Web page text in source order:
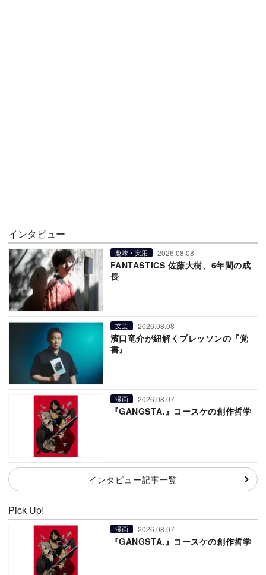
インタビュー
趣味・実用 2026.08.08
FANTASTICS 佐藤大樹、6年間の成
長
文芸 2026.08.08
濱口竜介が紐解くブレッソンの『覚
書』
漫画 2026.08.07
『GANGSTA.』コースケの創作哲学
インタビュー記事一覧
Pick Up!
漫画 2026.08.07
『GANGSTA.』コースケの創作哲学